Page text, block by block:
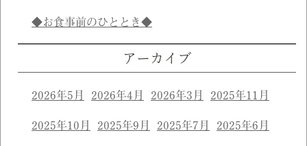
◆お食事前のひととき◆
アーカイブ
2026年5月 2026年4月 2026年3月 2025年11月
2025年10月 2025年9月 2025年7月 2025年6月